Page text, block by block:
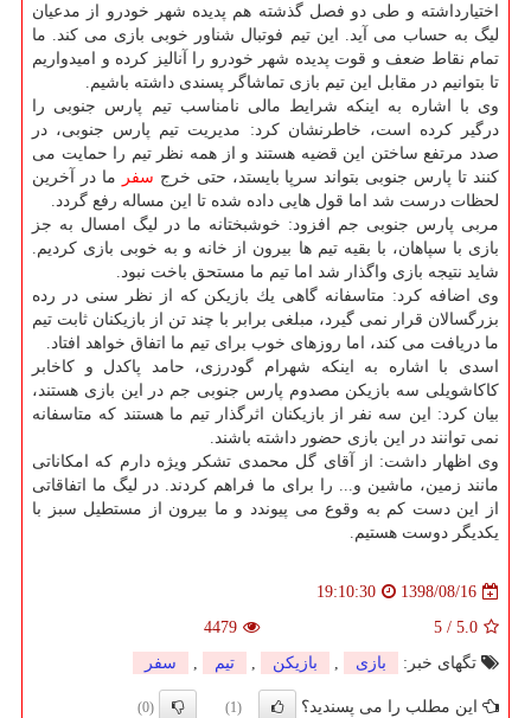
اختیارداشته و طی دو فصل گذشته هم پدیده شهر خودرو از مدعیان
لیگ به حساب می آید. این تیم فوتبال شناور خوبی بازی می كند. ما
تمام نقاط ضعف و قوت پدیده شهر خودرو را آنالیز كرده و امیدواریم
تا بتوانیم در مقابل این تیم بازی تماشاگر پسندی داشته باشیم.
وی با اشاره به اینكه شرایط مالی نامناسب تیم پارس جنوبی را
درگیر كرده است، خاطرنشان كرد: مدیریت تیم پارس جنوبی، در
صدد مرتفع ساختن این قضیه هستند و از همه نظر تیم را حمایت می
كنند تا پارس جنوبی بتواند سرپا بایستد، حتی خرج سفر
ما در آخرین
لحظات درست شد اما قول هایی داده شده تا این مساله رفع گردد.
مربی پارس جنوبی جم افزود: خوشبختانه ما در لیگ امسال به جز
بازی با سپاهان، با بقیه تیم ها بیرون از خانه و به خوبی بازی كردیم.
شاید نتیجه بازی واگذار شد اما تیم ما مستحق باخت نبود.
وی اضافه كرد: متاسفانه گاهی یك بازیكن كه از نظر سنی در رده
بزرگسالان قرار نمی گیرد، مبلغی برابر با چند تن از بازیكنان ثابت تیم
ما دریافت می كند، اما روزهای خوب برای تیم ما اتفاق خواهد افتاد.
اسدی با اشاره به اینكه شهرام گودرزی، حامد پاكدل و كاخابر
كاكاشویلی سه بازیكن مصدوم پارس جنوبی جم در این بازی هستند،
بیان كرد: این سه نفر از بازیكنان اثرگذار تیم ما هستند كه متاسفانه
نمی توانند در این بازی حضور داشته باشند.
وی اظهار داشت: از آقای گل محمدی تشكر ویژه دارم كه امكاناتی
مانند زمین، ماشین و... را برای ما فراهم كردند. در لیگ ما اتفاقاتی
از این دست كم به وقوع می پیوندد و ما بیرون از مستطیل سبز با
یكدیگر دوست هستیم.
1398/08/16
19:10:30
5.0
/
5
4479
تگهای خبر:
بازی , بازیكن , تیم , سفر
این مطلب را می پسندید؟ (1)
(0)